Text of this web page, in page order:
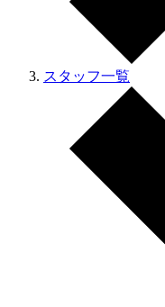
スタッフ一覧